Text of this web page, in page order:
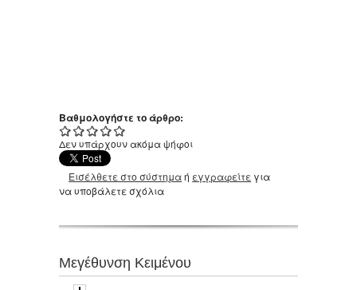
Βαθμολογήστε το άρθρο:
Δεν υπάρχουν ακόμα ψήφοι
Εισέλθετε στο σύστημαή εγγραφείτε για
να υποβάλετε σχόλια
Μεγέθυνση Κειμένου